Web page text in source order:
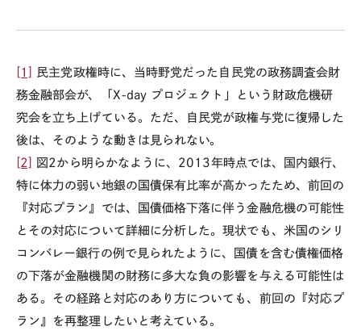
[1]
民主党政権時に、当時野党だった自民党の政務調査会財
務金融部会が、「X-day プロジェクト」という財政危機研
究会を立ち上げている。ただ、自民党が政権与党に復帰した
後は、そのような動きは見られない。
[2]
図 2 から明らかなように、 2013年時点では、国内銀行、
特に体力の弱い地銀の国債保有比率が高かったため、前回の
『対応プラン』では、国債価格下落に伴う金融危機の可能性
とその対応について詳細に分析した。現状でも、米国のシリ
コンバレー銀行の例で見られたように、国債を含む債権価格
の下落が金融機関の財務に多大な負の影響を与える可能性は
ある。その経路と対応のあり方についても、前回の『対応プ
ラン』を再整理したいと考えている。